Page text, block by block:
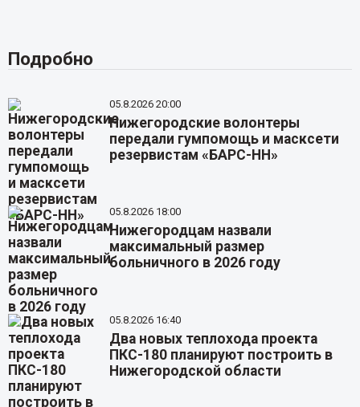
Подробно
05.8.2026 20:00
Нижегородские волонтеры
передали гумпомощь и масксети
резервистам «БАРС-НН»
05.8.2026 18:00
Нижегородцам назвали
максимальный размер
больничного в 2026 году
05.8.2026 16:40
Два новых теплохода проекта
ПКС-180 планируют построить в
Нижегородской области